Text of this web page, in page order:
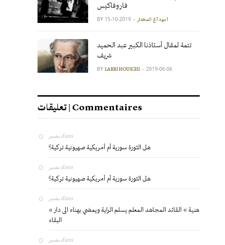
فاروفاكيس
BY آمود أغ المختار 2019-10-15
تتمة لمقال أستاذنا الكبير عبد الحميد
شريف
BY LARBI HOUICHI 2019-06-06
تعليقات | Commentaires
بشير dans
هل الثورة سورية أم أمريكية صهيونية تركية؟
بشير dans
هل الثورة سورية أم أمريكية صهيونية تركية؟
بشير dans
« هنية » القائد المجاهد المعلم يسلم الراية ويمضي بهناء الى دار
البقاء
بشير dans